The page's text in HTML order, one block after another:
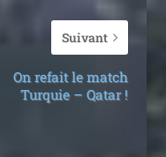
Suivant
On refait le match
Turquie – Qatar !